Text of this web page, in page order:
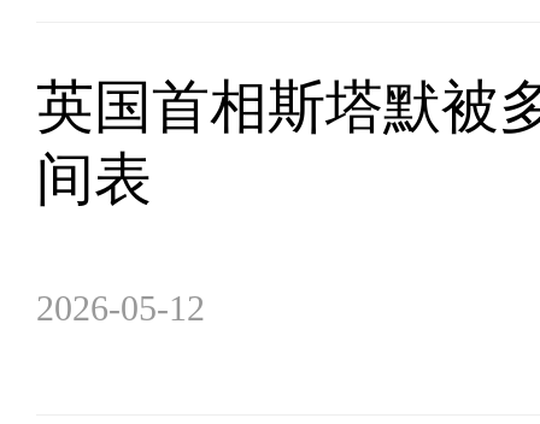
英国首相斯塔默被
间表
2026-05-12